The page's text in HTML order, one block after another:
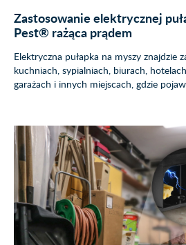
Zastosowanie elektrycznej
Pest® rażąca prądem
Elektryczna pułapka na myszy znajdzie
kuchniach, sypialniach, biurach,
garażach i innych miejscach, gdzie